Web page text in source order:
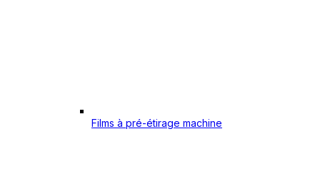
Films à pré-étirage machine